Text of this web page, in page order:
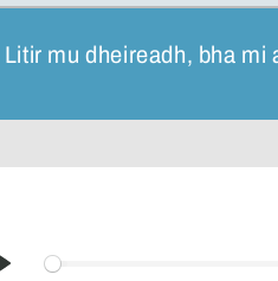
mu dheireadh, bha mi